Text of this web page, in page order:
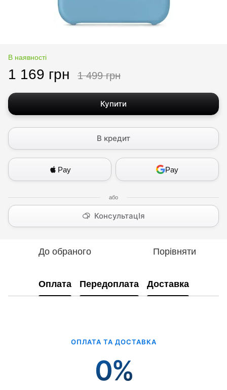
В наявності
1 169 грн 1 499 грн
Купити
В кредит
Pay Pay
КонсультацІя
До обраного Порівняти
Оплата Передоплата Доставка
ОПЛАТА ТА ДОСТАВКА
0%